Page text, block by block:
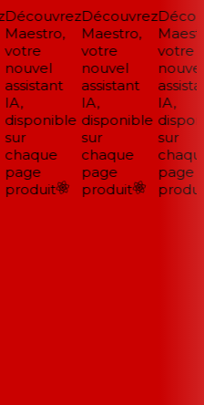
Maestro,
votre
nouvel
assistant
IA,
sur
chaque
page
produit
Découvrez
Maestro,
votre
nouvel
assistant
IA,
disponible
sur
chaque
page
produit
votre
nouvel
IA,
sur
chaque
page
produit